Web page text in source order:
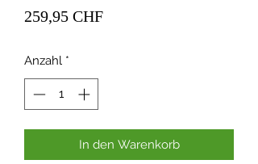
259,95 CHFPreis
Anzahl *
In den Warenkorb